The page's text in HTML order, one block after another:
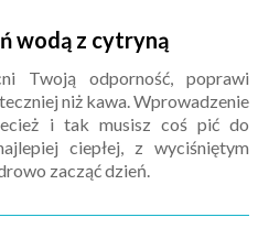
wodą z cytryną
Twoją odporność, poprawi
niż kawa. Wprowadzenie
i tak musisz coś pić do
ciepłej, z wyciśniętym
zacząć dzień.